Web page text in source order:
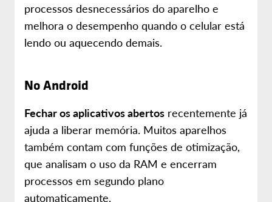
processos desnecessários do aparelho e
melhora o desempenho quando o celular está
lendo ou aquecendo demais.
No Android
Fechar os aplicativos abertos recentemente já
ajuda a liberar memória. Muitos aparelhos
também contam com funções de otimização,
que analisam o uso da RAM e encerram
processos em segundo plano
automaticamente.